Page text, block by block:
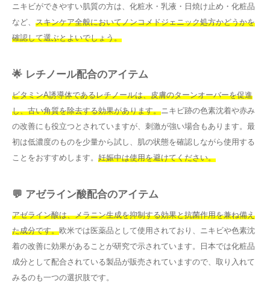
ニキビができやすい肌質の方は、化粧水・乳液・日焼け止め・化粧品
など、 スキンケア全般においてノンコメドジェニック処方かどうかを
確認して選ぶとよいでしょう。
🌟 レチノール配合のアイテム
ビタミンA誘導体であるレチノールは、皮膚のターンオーバーを促進
し、古い角質を除去する効果があります。ニキビ跡の色素沈着や赤み
の改善にも役立つとされていますが、刺激が強い場合もあります。最
初は低濃度のものを少量から試し、肌の状態を確認しながら使用する
ことをおすすめします。 妊娠中は使用を避けてください。
💬 アゼライン酸配合のアイテム
アゼライン酸は、メラニン生成を抑制する効果と抗菌作用を兼ね備え
た成分です。欧米では医薬品として使用されており、ニキビや色素沈
着の改善に効果があることが研究で示されています。日本では化粧品
成分として配合されている製品が販売されていますので、取り入れて
みるのも一つの選択肢です。